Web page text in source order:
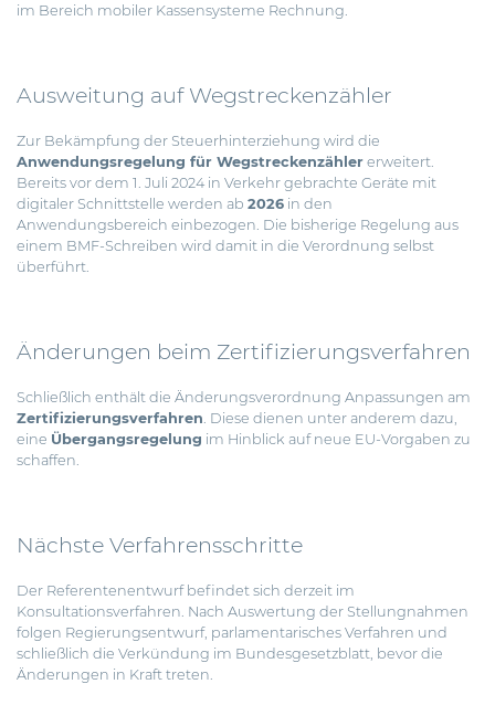
im Bereich mobiler Kassensysteme Rechnung.
Ausweitung auf Wegstreckenzähler
Zur Bekämpfung der Steuerhinterziehung wird die
Anwendungsregelung für Wegstreckenzähler erweitert.
Bereits vor dem 1. Juli 2024 in Verkehr gebrachte Geräte mit
digitaler Schnittstelle werden ab 2026 in den
Anwendungsbereich einbezogen. Die bisherige Regelung aus
einem BMF-Schreiben wird damit in die Verordnung selbst
überführt.
Änderungen beim Zertifizierungsverfahren
Schließlich enthält die Änderungsverordnung Anpassungen am
Zertifizierungsverfahren. Diese dienen unter anderem dazu,
eine Übergangsregelung im Hinblick auf neue EU-Vorgaben zu
schaffen.
Nächste Verfahrensschritte
Der Referentenentwurf befindet sich derzeit im
Konsultationsverfahren. Nach Auswertung der Stellungnahmen
folgen Regierungsentwurf, parlamentarisches Verfahren und
schließlich die Verkündung im Bundesgesetzblatt, bevor die
Änderungen in Kraft treten.